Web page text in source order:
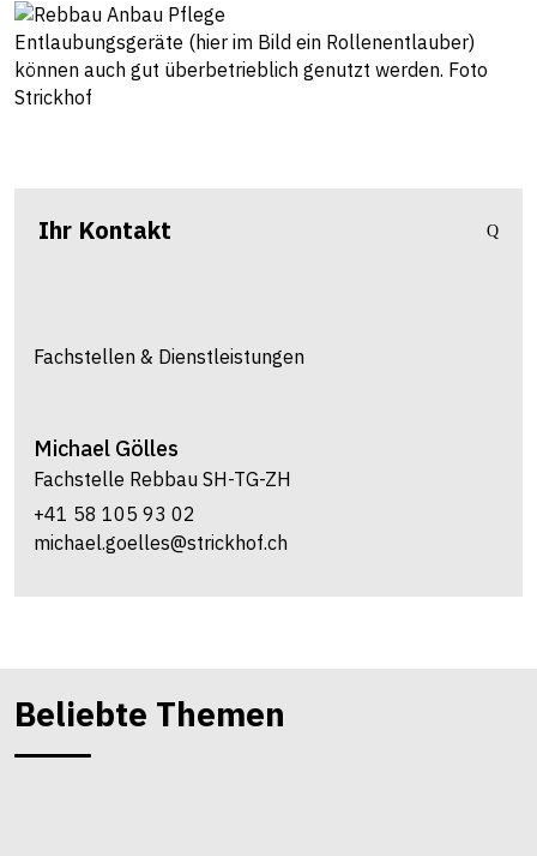
Entlaubungsgeräte (hier im Bild ein Rollenentlauber)
können auch gut überbetrieblich genutzt werden. Foto
Strickhof
Ihr Kontakt
Fachstellen & Dienstleistungen
Michael Gölles
Fachstelle Rebbau SH-TG-ZH
+41 58 105 93 02
michael.goelles@strickhof.ch
Beliebte Themen